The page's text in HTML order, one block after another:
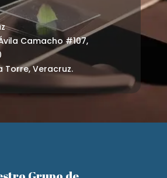
Camacho #107,
Torre, Veracruz.